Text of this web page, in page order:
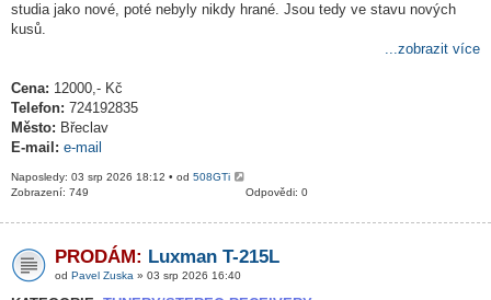
studia jako nové, poté nebyly nikdy hrané. Jsou tedy ve stavu nových
kusů.
...zobrazit více
Cena: 12000,- Kč
Telefon: 724192835
Město: Břeclav
E-mail: e-mail
Naposledy: 03 srp 2026 18:12 • od 508GTi
Odpovědi: 0
Zobrazení: 749
PRODÁM: Luxman T-215L
od Pavel Zuska » 03 srp 2026 16:40